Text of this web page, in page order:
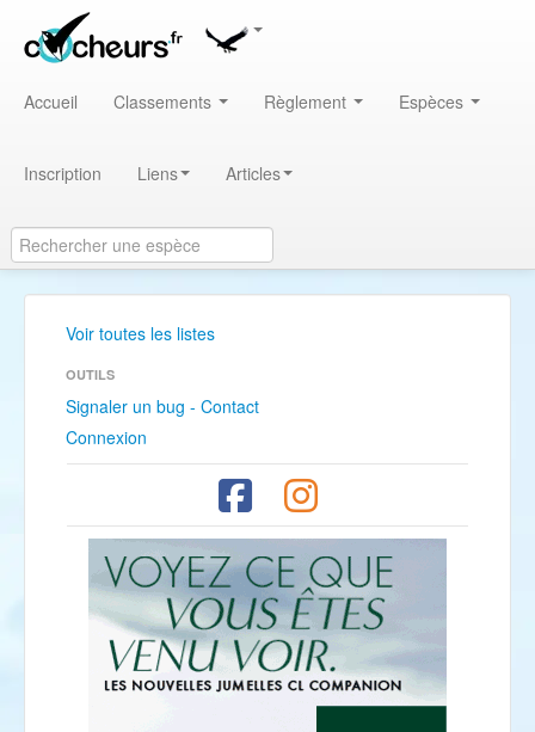
Accueil Classements Règlement Espèces
Inscription Liens Articles
Voir toutes les listes
OUTILS
Signaler un bug - Contact
Connexion